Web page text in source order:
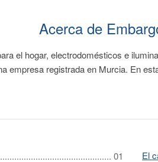
Acerca de
el hogar, electrodomésticos e
empresa registrada en Murcia. En
El